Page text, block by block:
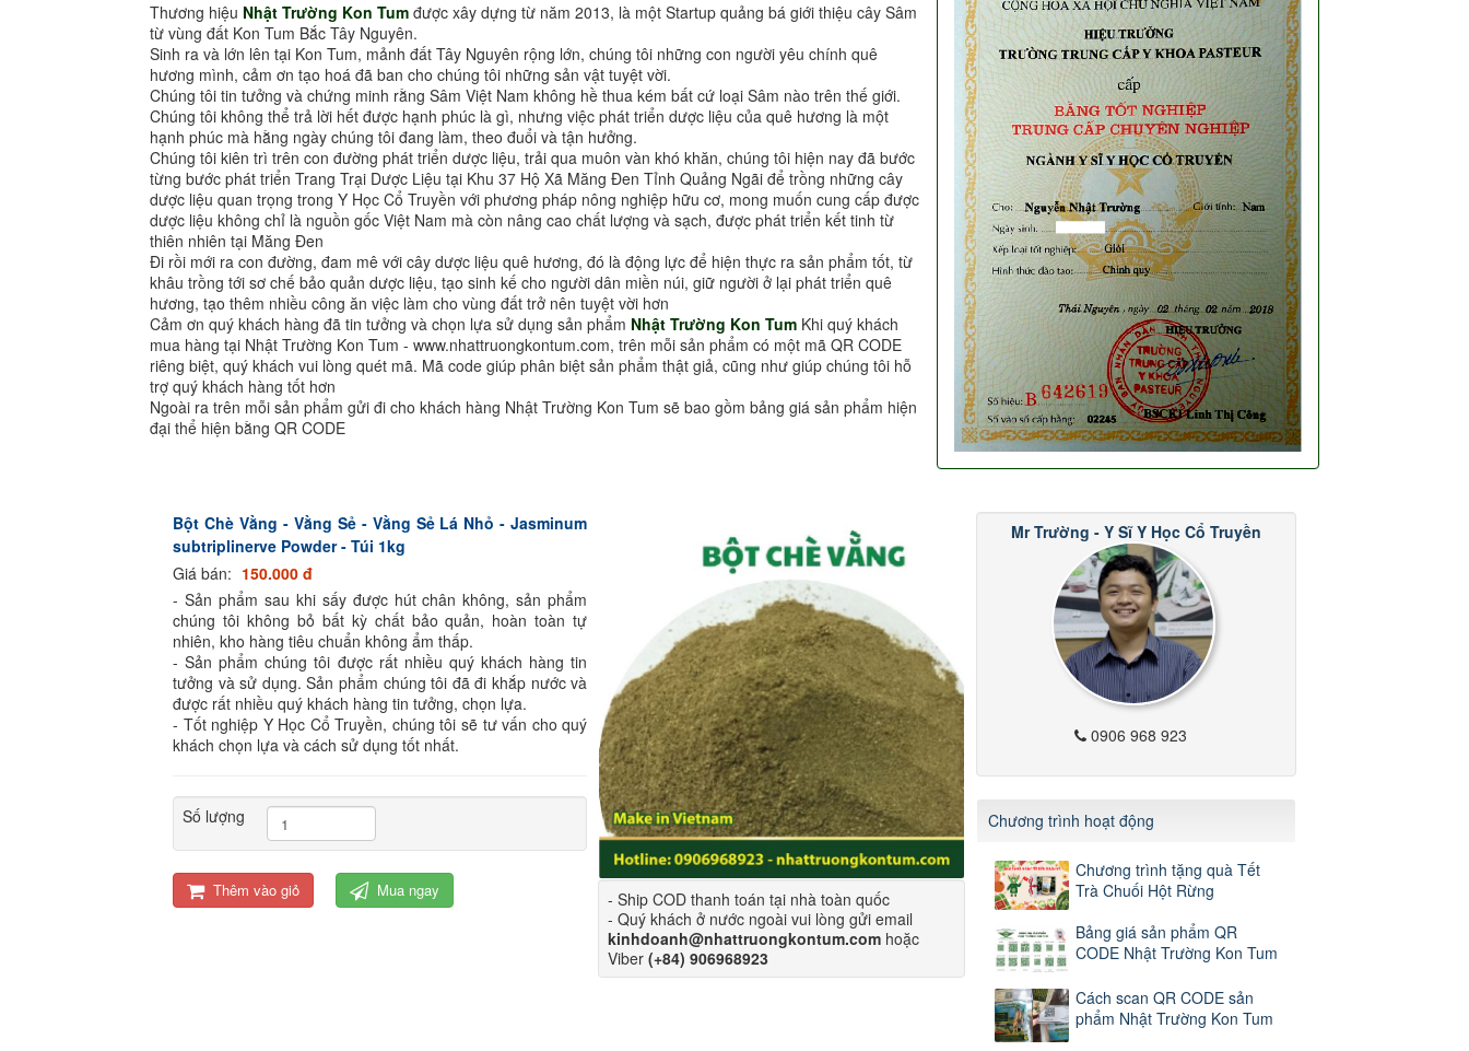
Thương hiệu Nhật Trường Kon Tum được xây dựng từ năm 2013, là một Startup quảng bá giới thiệu cây Sâm
từ vùng đất Kon Tum Bắc Tây Nguyên.
Sinh ra và lớn lên tại Kon Tum, mảnh đất Tây Nguyên rộng lớn, chúng tôi những con người yêu chính quê
hương mình, cảm ơn tạo hoá đã ban cho chúng tôi những sản vật tuyệt vời.
Chúng tôi tin tưởng và chứng minh rằng Sâm Việt Nam không hề thua kém bất cứ loại Sâm nào trên thế giới.
Chúng tôi không thể trả lời hết được hạnh phúc là gì, nhưng việc phát triển dược liệu của quê hương là một
hạnh phúc mà hằng ngày chúng tôi đang làm, theo đuổi và tận hưởng.
Chúng tôi kiên trì trên con đường phát triển dược liệu, trải qua muôn vàn khó khăn, chúng tôi hiện nay đã bước
từng bước phát triển Trang Trại Dược Liệu tại Khu 37 Hộ Xã Măng Đen Tỉnh Quảng Ngãi để trồng những cây
dược liệu quan trọng trong Y Học Cổ Truyền với phương pháp nông nghiệp hữu cơ, mong muốn cung cấp được
dược liệu không chỉ là nguồn gốc Việt Nam mà còn nâng cao chất lượng và sạch, được phát triển kết tinh từ
thiên nhiên tại Măng Đen
Đi rồi mới ra con đường, đam mê với cây dược liệu quê hương, đó là động lực để hiện thực ra sản phẩm tốt, từ
khâu trồng tới sơ chế bảo quản dược liệu, tạo sinh kế cho người dân miền núi, giữ người ở lại phát triển quê
hương, tạo thêm nhiều công ăn việc làm cho vùng đất trở nên tuyệt vời hơn
Cảm ơn quý khách hàng đã tin tưởng và chọn lựa sử dụng sản phẩm Nhật Trường Kon Tum Khi quý khách
mua hàng tại Nhật Trường Kon Tum - www.nhattruongkontum.com, trên mỗi sản phẩm có một mã QR CODE
riêng biệt, quý khách vui lòng quét mã. Mã code giúp phân biệt sản phẩm thật giả, cũng như giúp chúng tôi hỗ
trợ quý khách hàng tốt hơn
Ngoài ra trên mỗi sản phẩm gửi đi cho khách hàng Nhật Trường Kon Tum sẽ bao gồm bảng giá sản phẩm hiện
đại thể hiện bằng QR CODE
Bột Chè Vằng - Vằng Sẻ - Vằng Sẻ Lá Nhỏ - Jasminum
subtriplinerve Powder - Túi 1kg
Giá bán: 150.000 đ
- Sản phẩm sau khi sấy được hút chân không, sản phẩm
chúng tôi không bỏ bất kỳ chất bảo quản, hoàn toàn tự
nhiên, kho hàng tiêu chuẩn không ẩm thấp.
- Sản phẩm chúng tôi được rất nhiều quý khách hàng tin
tưởng và sử dụng. Sản phẩm chúng tôi đã đi khắp nước và
được rất nhiều quý khách hàng tin tưởng, chọn lựa.
- Tốt nghiệp Y Học Cổ Truyền, chúng tôi sẽ tư vấn cho quý
khách chọn lựa và cách sử dụng tốt nhất.
Số lượng
Thêm vào giỏ Mua ngay
- Ship COD thanh toán tại nhà toàn quốc
- Quý khách ở nước ngoài vui lòng gửi email
kinhdoanh@nhattruongkontum.com hoặc
Viber(+84) 906968923
Mr Trường - Y Sĩ Y Học Cổ Truyền
0906 968 923
Chương trình hoạt động
Chương trình tặng quà Tết
Trà Chuối Hột Rừng
Bảng giá sản phẩm QR
CODE Nhật Trường Kon Tum
Cách scan QR CODE sản
phẩm Nhật Trường Kon Tum